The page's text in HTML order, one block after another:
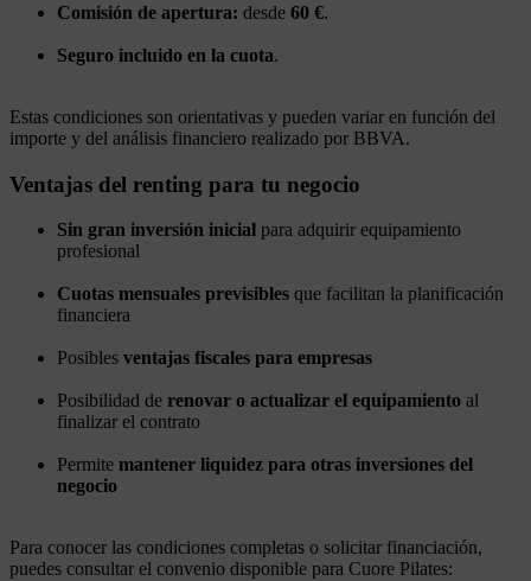
Comisión de apertura: desde 60 €.
Seguro incluido en la cuota.
Estas condiciones son orientativas y pueden variar en función del
importe y del análisis financiero realizado por BBVA.
Ventajas del renting para tu negocio
Sin gran inversión inicial para adquirir equipamiento
profesional
Cuotas mensuales previsibles que facilitan la planificación
financiera
Posibles ventajas fiscales para empresas
Posibilidad de renovar o actualizar el equipamiento al
finalizar el contrato
Permite mantener liquidez para otras inversiones del
negocio
Para conocer las condiciones completas o solicitar financiación,
puedes consultar el convenio disponible para Cuore Pilates: